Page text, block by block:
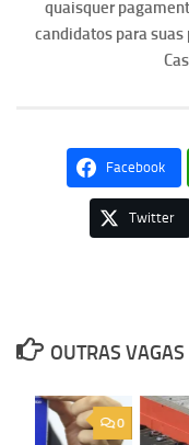
quaisquer
candidatos para
Facebook
Twitter
OUTRAS VAGAS
0